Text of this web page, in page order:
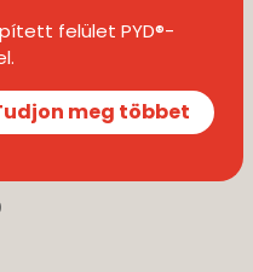
felület PYD®-
meg többet